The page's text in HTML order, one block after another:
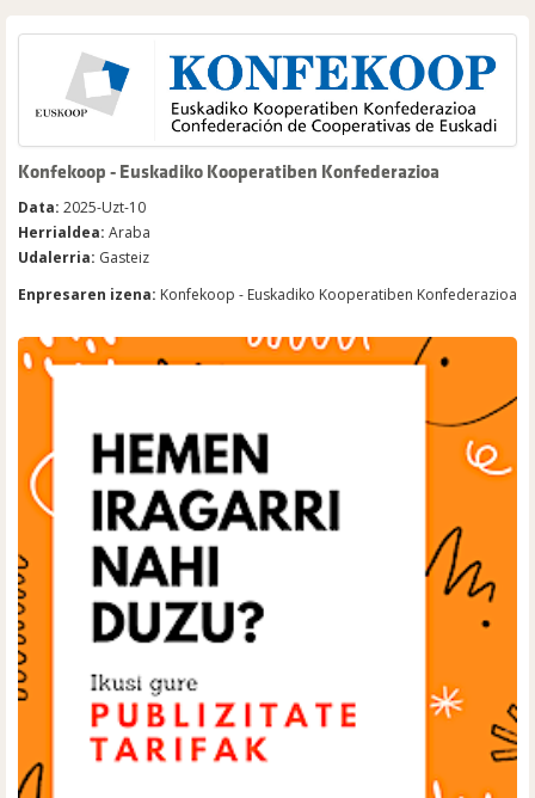
Konfekoop - Euskadiko Kooperatiben Konfederazioa
Data: 2025-Uzt-10
Herrialdea: Araba
Udalerria: Gasteiz
Enpresaren izena: Konfekoop - Euskadiko Kooperatiben Konfederazioa